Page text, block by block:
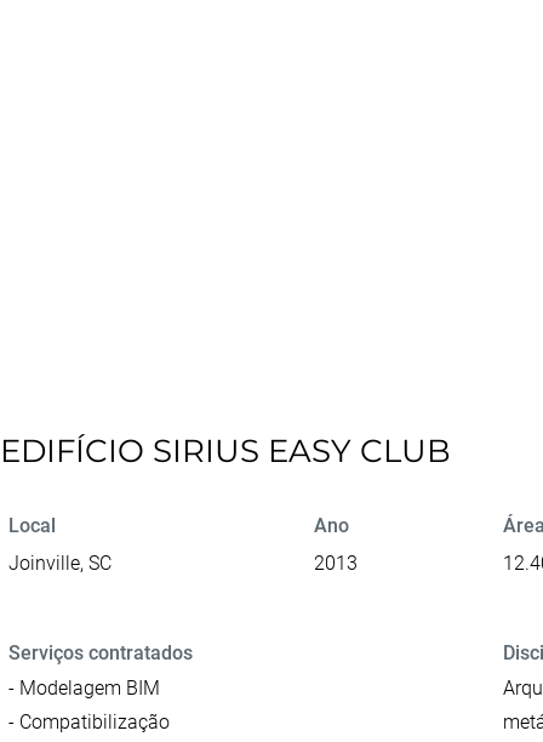
EDIFÍCIO SIRIUS EASY CLUB
Local
Joinville, SC
Ano
2013
Serviços contratados
- Modelagem BIM
- Compatibilização